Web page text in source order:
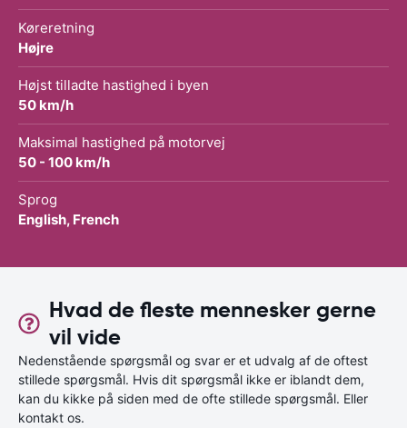
Køreretning
Højre
Højst tilladte hastighed i byen
50 km/h
Maksimal hastighed på motorvej
50 - 100 km/h
Sprog
English, French
Hvad de fleste mennesker gerne
vil vide
Nedenstående spørgsmål og svar er et udvalg af de oftest
stillede spørgsmål. Hvis dit spørgsmål ikke er iblandt dem,
kan du kikke på siden med de ofte stillede spørgsmål. Eller
kontakt os.